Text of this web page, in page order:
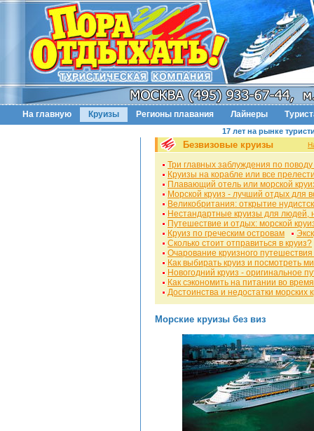
На главную Круизы Регионы плавания Лайнеры
17 лет на рынке
Безвизовые круизы
Три главных заблуждения по поводу
Круизы на корабле или все
Плавающий отель или морской
Морской круиз - лучший отдых для
Великобритания: открытие
Нестандартные круизы для людей,
Путешествие и отдых: морской
Круиз по греческим островам
Сколько стоит отправиться в круиз?
Очарование круизного
Как выбирать круиз и посмотреть
Новогодний круиз - оригинальное
Как сэкономить на питании во
Достоинства и недостатки морских
Морские круизы без виз